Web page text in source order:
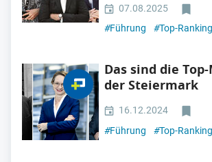
07.08.2025
#Führung #Top-Ranking
Das sind die
der Steiermark
16.12.2024
#Führung #Top-Ranking